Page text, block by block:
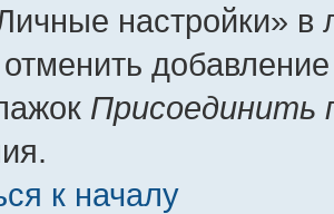
настройки»
Присоединить
к началу